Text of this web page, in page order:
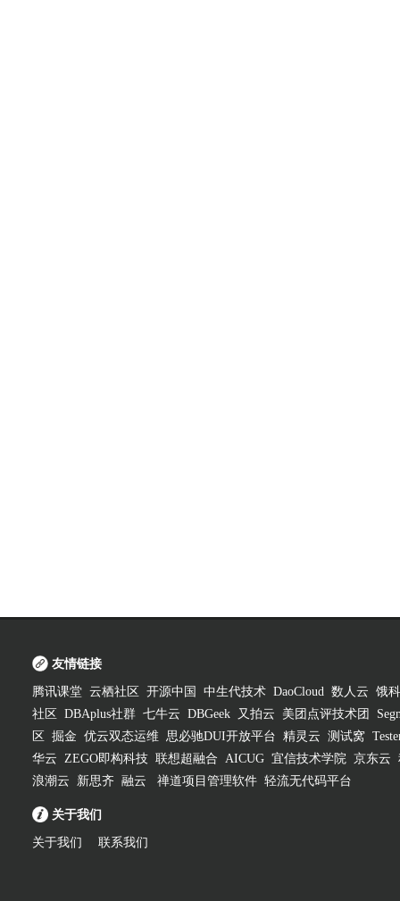
友情链接
腾讯课堂 云栖社区 开源中国 中生代技术 DaoCloud 数人云 饿
社区
DBAplus社群 七牛云 DBGeek 又拍云 美团点评技术团
区
掘金 优云双态运维 思必驰DUI开放平台 精灵云 测试窝
华云 ZEGO即构科技 联想超融合 AICUG 宜信技术学院 京东云
浪潮云
新思齐 融云 禅道项目管理软件 轻流无代码平台
关于我们
关于我们 联系我们